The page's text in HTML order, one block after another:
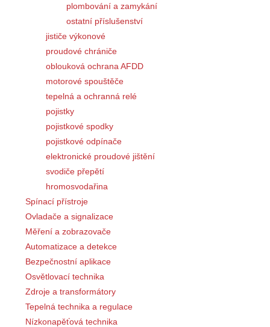
plombování a zamykání
ostatní příslušenství
jističe výkonové
proudové chrániče
oblouková ochrana AFDD
motorové spouštěče
tepelná a ochranná relé
pojistky
pojistkové spodky
pojistkové odpínače
elektronické proudové jištění
svodiče přepětí
hromosvodařina
Spínací přístroje
Ovladače a signalizace
Měření a zobrazovače
Automatizace a detekce
Bezpečnostní aplikace
Osvětlovací technika
Zdroje a transformátory
Tepelná technika a regulace
Nízkonapěťová technika